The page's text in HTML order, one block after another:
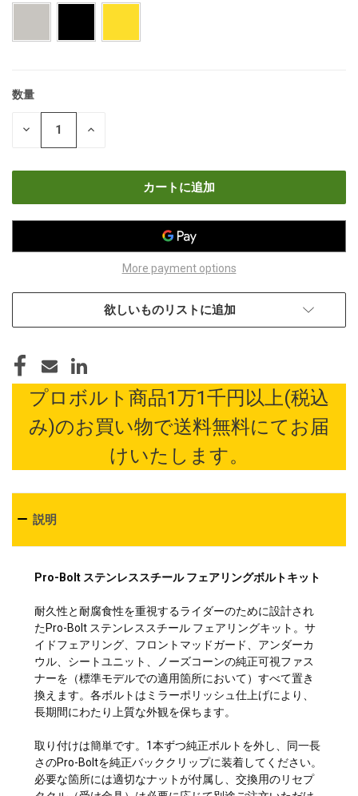
現
数量
数
ら
数
や
More payment options
欲しいものリストに追加
プロボルト商品1万1千円以上(税込
み)のお買い物で送料無料にてお届
けいたします。
説明
Pro-Bolt ステンレススチール フェアリングボルトキット
耐久性と耐腐食性を重視するライダーのために設計され
たPro-Bolt ステンレススチール フェアリングキット。サ
イドフェアリング、フロントマッドガード、アンダーカ
ウル、シートユニット、ノーズコーンの純正可視ファス
ナーを（標準モデルでの適用箇所において）すべて置き
換えます。各ボルトはミラーポリッシュ仕上げにより、
長期間にわたり上質な外観を保ちます。
取り付けは簡単です。1本ずつ純正ボルトを外し、同一長
さのPro-Boltを純正バッククリップに装着してください。
必要な箇所には適切なナットが付属し、交換用のリセプ